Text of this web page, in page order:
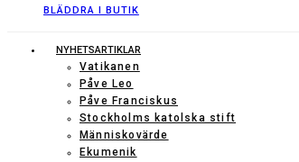
BLÄDDRA I BUTIK
NYHETSARTIKLAR
Vatikanen
Påve Leo
Påve Franciskus
Stockholms katolska stift
Människovärde
Ekumenik